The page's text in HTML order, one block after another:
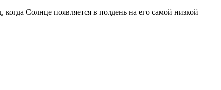
Солнце появляется в полдень на его самой низкой